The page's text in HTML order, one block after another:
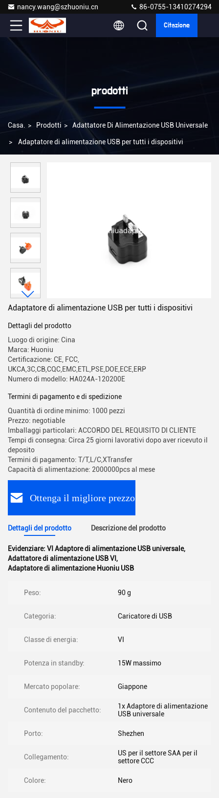
nancy.wang@szhuoniu.cn 86-0755-13410274294
Citazione
prodotti
Casa. > Prodotti > Adattatore Di Alimentazione USB Universale
> Adaptatore di alimentazione USB per tutti i dispositivi
Adaptatore di alimentazione USB per tutti i dispositivi
Dettagli del prodotto
Luogo di origine: Cina
Marca: Huoniu
Certificazione: CE, FCC,
UKCA,3C,CB,CQC,EMC,ETL,PSE,DOE,ECE,ERP
Numero di modello: HA024A-120200E
Termini di pagamento e di spedizione
Quantità di ordine minimo: 1000 pezzi
Prezzo: negotiable
Imballaggi particolari: ACCORDO DEL REQUISITO DI CLIENTE
Tempi di consegna: Circa 25 giorni lavorativi dopo aver ricevuto il
deposito
Termini di pagamento: T/T,L/C,XTransfer
Capacità di alimentazione: 2000000pcs al mese
Ottenga il migliore prezzo
Dettagli del prodotto Descrizione del prodotto
Evidenziare: VI Adaptore di alimentazione USB universale,
Adattatore di alimentazione USB VI ,
Adaptatore di alimentazione Huoniu USB
Peso: 90 g
Categoria: Caricatore di USB
Classe di energia: VI
Potenza in standby: 15W massimo
Mercato popolare: Giappone
Contenuto del pacchetto:
1x Adaptore di alimentazione
USB universale
Porto: Shezhen
Collegamento:
US per il settore SAA per il
settore CCC
Colore: Nero